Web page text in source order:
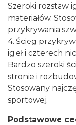
Szeroki rozstaw
materiałów.
przykrywania
4. Ścieg
igieł i czterech
Bardzo szeroki
stronie i
Stosowany
sportowej.
Podstawowe